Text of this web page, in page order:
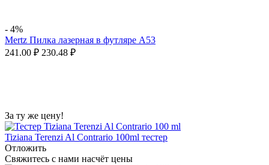
- 4%
Mertz Пилка лазерная в футляре A53
241.00 ₽ 230.48 ₽
За ту же цену!
Tiziana Terenzi Al Contrario 100ml тестер
Отложить
Свяжитесь с нами насчёт цены